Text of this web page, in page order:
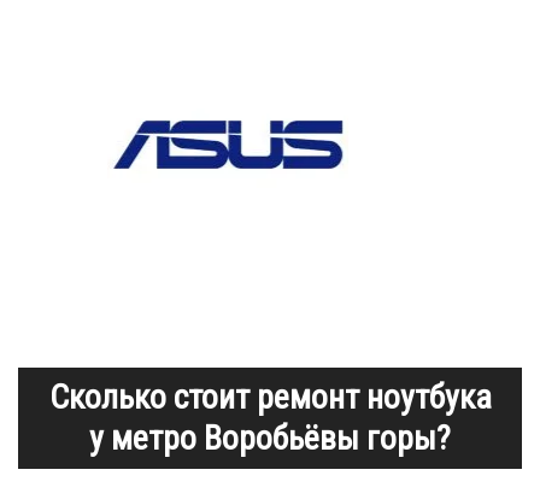
Сколько стоит ремонт ноутбука
у метро Воробьёвы горы?